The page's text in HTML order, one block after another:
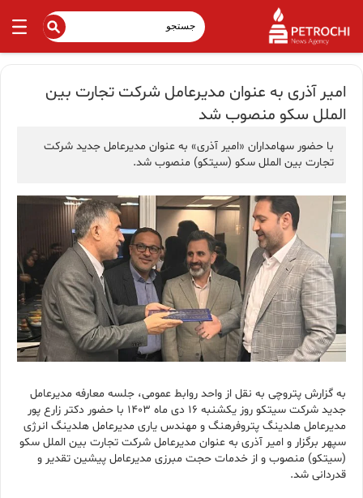
امیر آذری به عنوان مدیرعامل شرکت تجارت بین
الملل سکو منصوب شد
با حضور سهامداران «امیر آذری» به عنوان مدیرعامل جدید شرکت
تجارت بین الملل سکو (سیتکو) منصوب شد.
به گزارش پتروچی به نقل از واحد روابط عمومی، جلسه معارفه مدیرعامل
جدید شرکت سیتکو روز یکشنبه 16 دی ماه 1403 با حضور دکتر زارع پور
مدیرعامل هلدینگ پتروفرهنگ و مهندس یاری مدیرعامل هلدینگ انرژی
سپهر برگزار و امیر آذری به عنوان مدیرعامل شرکت تجارت بین الملل سکو
(سیتکو) منصوب و از خدمات حجت مبرزی مدیرعامل پیشین تقدیر و
قدردانی شد.